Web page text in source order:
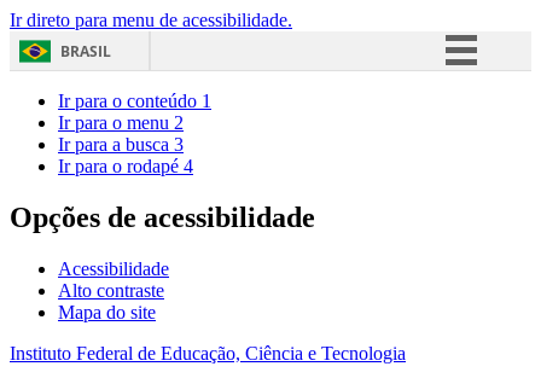
Ir direto para menu de acessibilidade.
BRASIL
Acesso à informação
Ir para o conteúdo 1
Ir para o menu 2
Ir para a busca 3
Ir para o rodapé 4
Opções de acessibilidade
Acessibilidade
Alto contraste
Mapa do site
Instituto Federal de Educação, Ciência e Tecnologia